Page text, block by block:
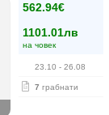
562.94€
1101.01лв
на човек
23.10 - 26.08
7 грабнати